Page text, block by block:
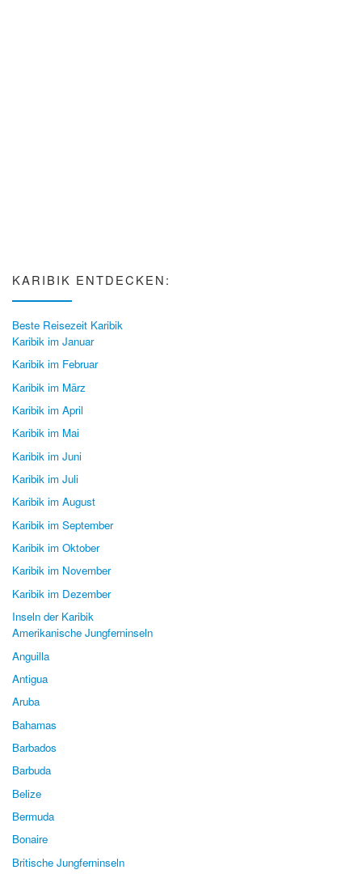
KARIBIK ENTDECKEN:
Beste Reisezeit Karibik
Karibik im Januar
Karibik im Februar
Karibik im März
Karibik im April
Karibik im Mai
Karibik im Juni
Karibik im Juli
Karibik im August
Karibik im September
Karibik im Oktober
Karibik im November
Karibik im Dezember
Inseln der Karibik
Amerikanische Jungferninseln
Anguilla
Antigua
Aruba
Bahamas
Barbados
Barbuda
Belize
Bermuda
Bonaire
Britische Jungferninseln